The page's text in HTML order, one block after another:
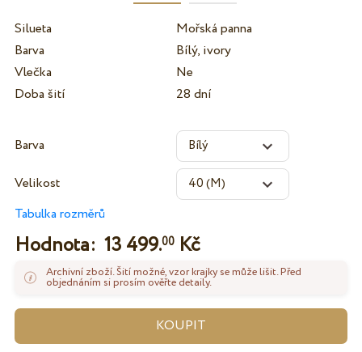
Silueta
Mořská panna
Barva
Bílý, ivory
Vlečka
Ne
Doba šití
28 dní
Barva
Velikost
Tabulka rozměrů
Hodnota: 13 499.00Kč
Archivní zboží. Šití možné, vzor krajky se může lišit. Před
objednáním si prosím ověřte detaily.